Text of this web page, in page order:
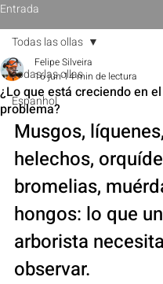
Entrada
Todas las ollas
Espanhol
Todas las ollas
¿Lo que está creciendo en
problema?
Felipe Silveira
16 jun14 min de lectura
Musgos, líquenes,
helechos,
bromelias,
hongos: lo que un
arborista necesita
observar.